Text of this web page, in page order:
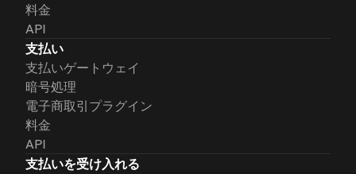
料金
API
支払い
支払いゲートウェイ
暗号処理
電子商取引プラグイン
料金
API
支払いを受け入れる